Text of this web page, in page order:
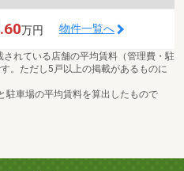
万円 物件一覧へ
れている店舗の平均賃料（管理費・駐
。ただし5戸以上の掲載があるものに
駐車場の平均賃料を算出したもので